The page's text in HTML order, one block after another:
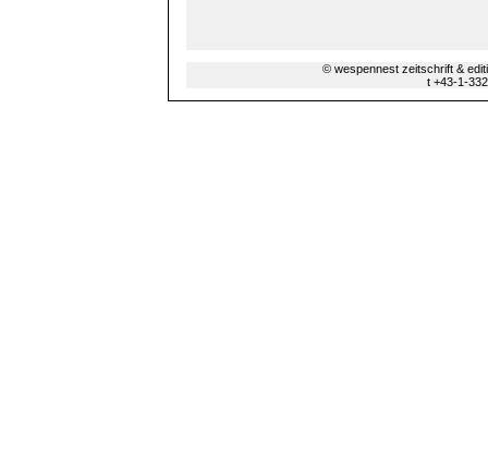
© wespennest zeitschrift &
t +43-1-